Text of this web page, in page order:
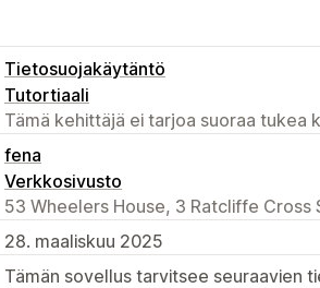
Tietosuojakäytäntö
Tutortiaali
Tämä kehittäjä ei tarjoa suoraa tukea
fena
Verkkosivusto
53 Wheelers House, 3 Ratcliffe Cross
28. maaliskuu 2025
Tämän sovellus tarvitsee seuraavien